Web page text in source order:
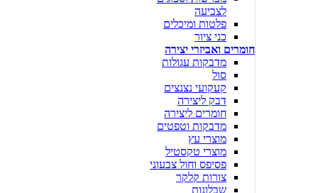
לצביעה
פלטות ומיכלים
כני ציור
חומרים ואביזרי יצירה
מדבקות עגולות
סול
קעקועי נצנצים
דבק ליצירה
חומרים ליצירה
מדבקות וטפטים
מוצרי עץ
מוצרי טקסטיל
פסיפס וחול צבעוני
צורות קלקר
שבלונות